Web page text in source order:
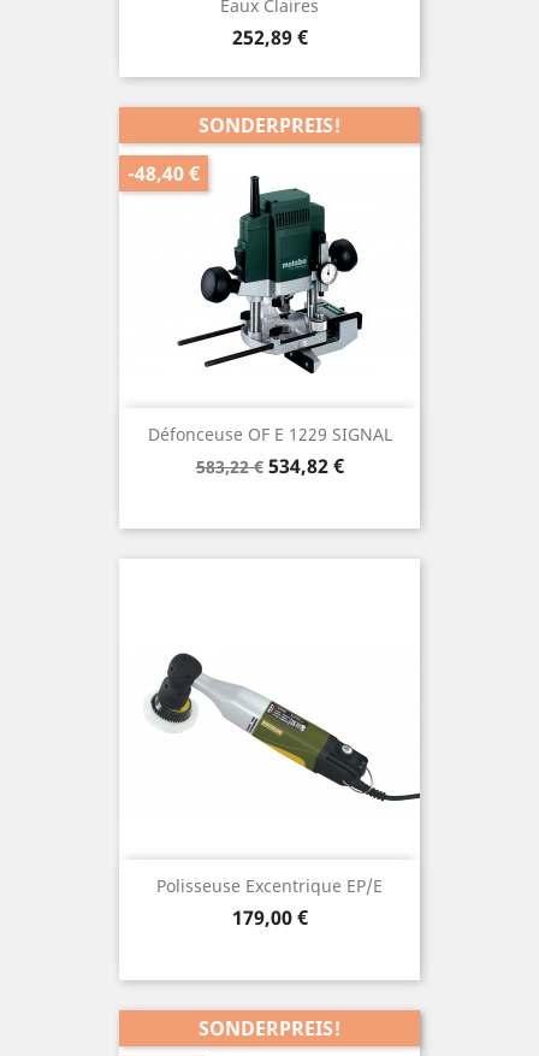
Eaux Claires
Preis
252,89 €
Défonceuse OF E 1229 SIGNAL
Verkaufspreis
583,22 € Preis
534,82 €
SONDERPREIS!
-48,40 €
Polisseuse Excentrique EP/E
Preis
179,00 €
SONDERPREIS!